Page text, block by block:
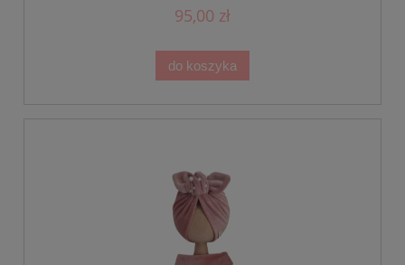
95,00 zł
do koszyka